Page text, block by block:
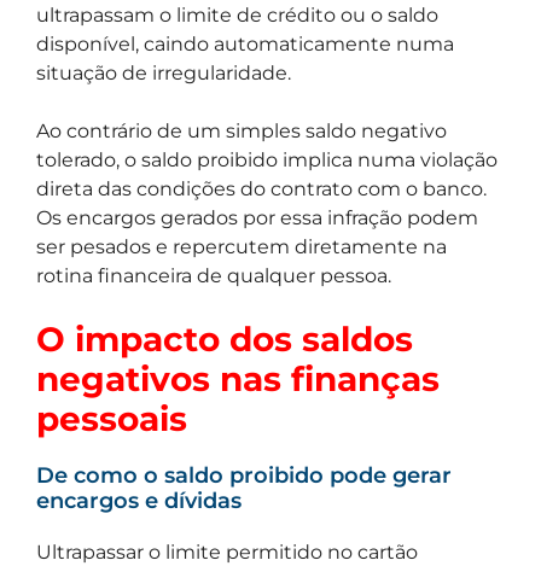
ultrapassam o limite de crédito ou o saldo
disponível, caindo automaticamente numa
situação de irregularidade.
Ao contrário de um simples saldo negativo
tolerado, o saldo proibido implica numa violação
direta das condições do contrato com o banco.
Os encargos gerados por essa infração podem
ser pesados e repercutem diretamente na
rotina financeira de qualquer pessoa.
O impacto dos saldos
negativos nas finanças
pessoais
De como o saldo proibido pode gerar
encargos e dívidas
Ultrapassar o limite permitido no cartão